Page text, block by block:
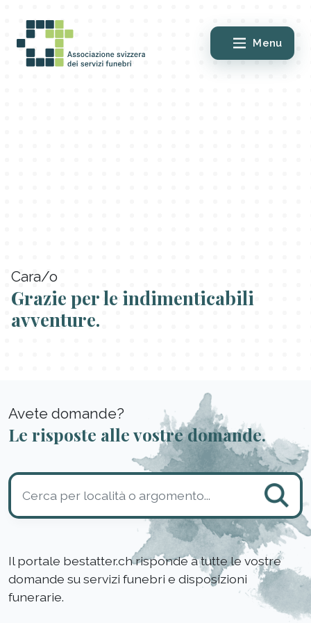
Menu
Cara/o
Grazie per le indimenticabili
avventure.
Avete domande?
Le risposte alle vostre domande.
Il portale bestatter.ch risponde a tutte le vostre
domande su servizi funebri e disposizioni
funerarie.